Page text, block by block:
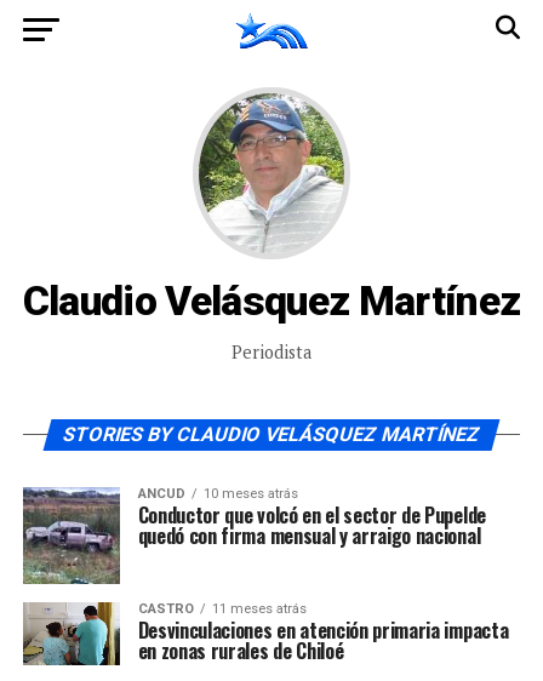
Claudio Velásquez Martínez
Periodista
STORIES BY CLAUDIO VELÁSQUEZ MARTÍNEZ
ANCUD 10 meses atrás
Conductor que volcó en el sector de Pupelde
quedó con firma mensual y arraigo nacional
CASTRO 11 meses atrás
Desvinculaciones en atención primaria impacta
en zonas rurales de Chiloé